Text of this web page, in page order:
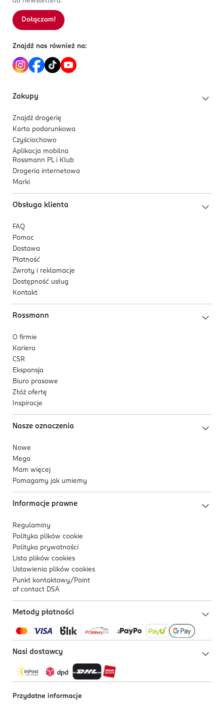
Dołączam!
Znajdź nas również na:
Zakupy
Znajdź drogerię
Karta podarunkowa
Czyściochowo
Aplikacja mobilna
Rossmann PL i Klub
Drogeria internetowa
Marki
Obsługa klienta
FAQ
Pomoc
Dostawa
Płatność
Zwroty i reklamacje
Dostępność usług
Kontakt
Rossmann
O firmie
Kariera
CSR
Ekspansja
Biuro prasowe
Złóż ofertę
Inspiracje
Nasze oznaczenia
Nowe
Mega
Mam więcej
Pomagamy jak umiemy
Informacje prawne
Regulaminy
Polityka plików cookie
Polityka prywatności
Lista plików cookies
Ustawienia plików cookies
Punkt kontaktowy/ Point
of contact DSA
Metody płatności
Nasi dostawcy
Przydatne informacje